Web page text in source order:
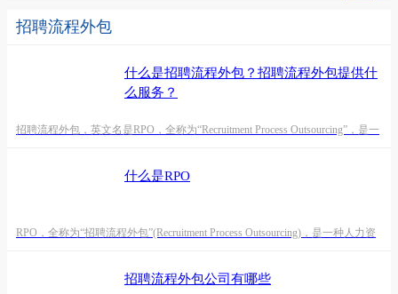
招聘流程外包
什么是招聘流程外包？招聘流程外包提供什
么服务？
招聘流程外包，英文名是RPO，全称为“Recruitment Process Outsourcing”，是一
率、降低成本、提高招聘质量和适应市场需求的变化。 以下是RPO的一些关键
什么是RPO
RPO，全称为“招聘流程外包”(Recruitment Process Outsourcing)，是一种人力资
供更专业、专注的招聘解决方案。 以下是 RPO 的一些关键特点和优势：1. 外
招聘流程外包公司有哪些